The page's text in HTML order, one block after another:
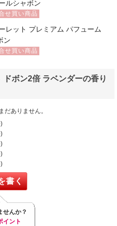
ルシャボン
せ買い商品
レット プレミアム パフューム
ン
せ買い商品
ボン2倍 ラベンダーの香り
だありません。
書く
せんか？
イント